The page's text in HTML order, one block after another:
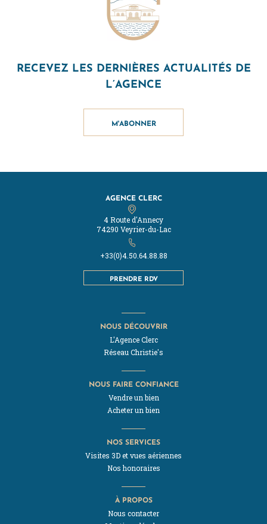
RECEVEZ LES DERNIÈRES ACTUALITÉS DE
L’AGENCE
M'ABONNER
AGENCE CLERC
4 Route d'Annecy
74290 Veyrier-du-Lac
+33(0)4.50.64.88.88
PRENDRE RDV
NOUS DÉCOUVRIR
L'Agence Clerc
Réseau Christie's
NOUS FAIRE CONFIANCE
Vendre un bien
Acheter un bien
NOS SERVICES
Visites 3D et vues aériennes
Nos honoraires
À PROPOS
Nous contacter